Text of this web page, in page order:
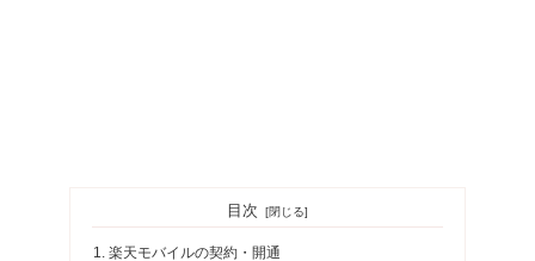
目次
楽天モバイルの契約・開通